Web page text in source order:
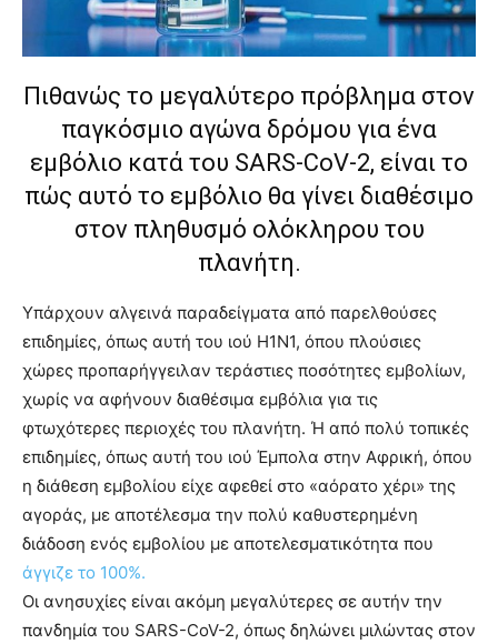
of
pornhun
Πιθανώς το μεγαλύτερο πρόβλημα στον
παγκόσμιο αγώνα δρόμου για ένα
εμβόλιο κατά του SARS-CoV-2, είναι το
πώς αυτό το εμβόλιο θα γίνει διαθέσιμο
στον πληθυσμό ολόκληρου του
πλανήτη.
Υπάρχουν αλγεινά παραδείγματα από παρελθούσες
επιδημίες, όπως αυτή του ιού H1N1, όπου πλούσιες
χώρες προπαρήγγειλαν τεράστιες ποσότητες εμβολίων,
χωρίς να αφήνουν διαθέσιμα εμβόλια για τις
φτωχότερες περιοχές του πλανήτη. Ή από πολύ τοπικές
επιδημίες, όπως αυτή του ιού Έμπολα στην Αφρική, όπου
η διάθεση εμβολίου είχε αφεθεί στο «αόρατο χέρι» της
αγοράς, με αποτέλεσμα την πολύ καθυστερημένη
διάδοση ενός εμβολίου με αποτελεσματικότητα που
άγγιζε το 100%.
Οι ανησυχίες είναι ακόμη μεγαλύτερες σε αυτήν την
πανδημία του SARS-CoV-2, όπως δηλώνει μιλώντας στον